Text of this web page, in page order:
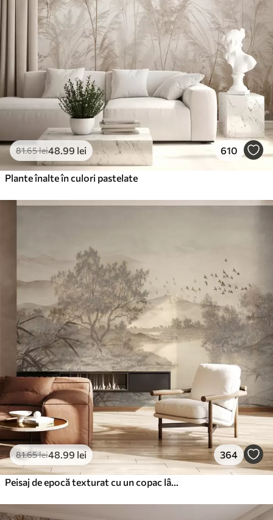
81.65lei48 .99 lei 610
Plante înalte în culori pastelate
81.65lei48 .99 lei 364